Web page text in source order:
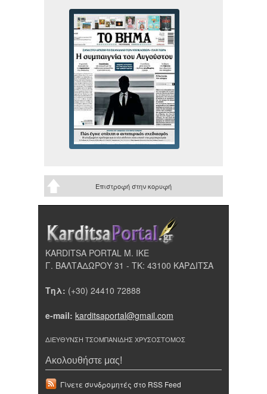
Επιστροφή στην κορυφή
KARDITSA PORTAL Μ. ΙΚΕ
Γ. ΒΑΛΤΑΔΩΡΟΥ 31 - ΤΚ: 43100 ΚΑΡΔΙΤΣΑ
Τηλ: (+30) 24410 72888
e-mail: karditsaportal@gmail.com
ΔΙΕΥΘΥΝΣΗ ΤΣΟΜΠΑΝΙΔΗΣ ΧΡΥΣΟΣΤΟΜΟΣ
Ακολουθήστε μας!
Γίνετε συνδρομητές στο RSS Feed